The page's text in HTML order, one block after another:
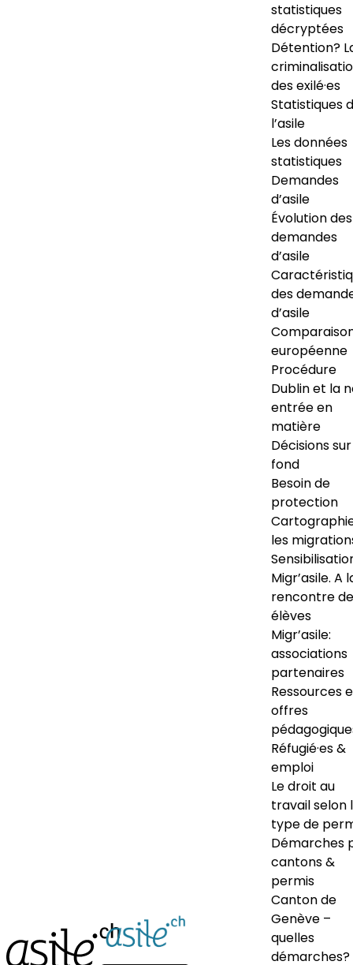
statistiques
décryptées
Détention?
des exilé·es
Statistiques
l’asile
Les données
statistiques
Demandes
d’asile
Évolution des
demandes
d’asile
des
d’asile
européenne
Procédure
Dublin et la
entrée en
matière
Décisions
fond
Besoin de
protection
les
Migr’asile. A
rencontre
élèves
Migr’asile:
associations
partenaires
Ressources
offres
Réfugié·es &
emploi
Le droit au
travail selon
type de
Démarches
cantons &
permis
Canton de
Genève –
quelles
démarches?